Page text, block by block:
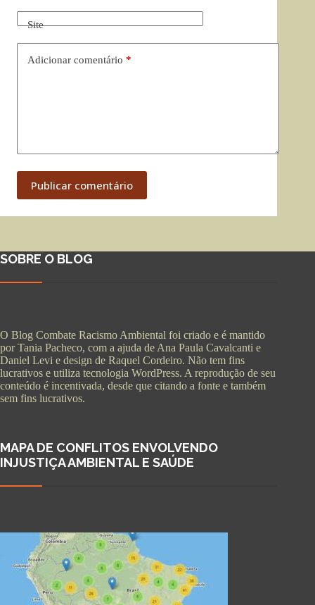
Site
Adicionar comentário *
Publicar comentário
SOBRE O BLOG
O Blog Combate Racismo Ambiental foi criado e é mantido
por Tania Pacheco, com a ajuda de Ana Paula Cavalcanti e
Daniel Levi e design de Raquel Cordeiro. Não tem fins
lucrativos e utiliza tecnologia WordPress. A reprodução de seu
conteúdo é incentivada, desde que citando a fonte e também
sem fins lucrativos.
MAPA DE CONFLITOS ENVOLVENDO
INJUSTIÇA AMBIENTAL E SAÚDE